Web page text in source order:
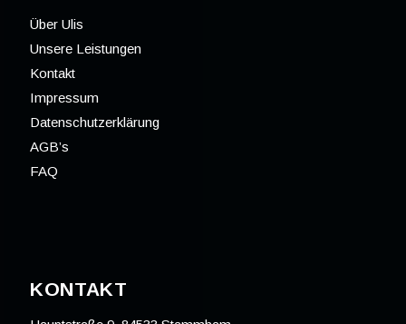
Über Ulis
Unsere Leistungen
Kontakt
Impressum
Datenschutzerklärung
AGB’s
FAQ
KONTAKT